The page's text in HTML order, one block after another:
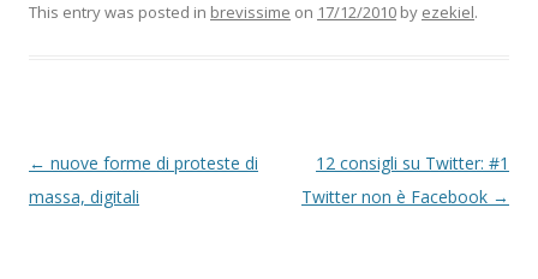
This entry was posted in brevissime on 17/12/2010 by ezekiel.
P
o
← nuove forme di proteste di
massa, digitali
12 consigli su Twitter: #1
Twitter non è Facebook →